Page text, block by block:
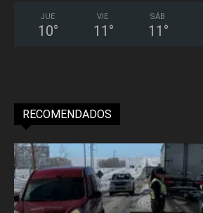
JUE
10°
VIE
11 °
SÁB
11 °
RECOMENDADOS